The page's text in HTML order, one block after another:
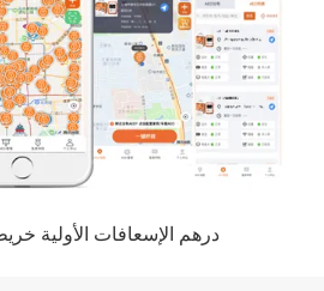
درهم الإسعافات الأولية